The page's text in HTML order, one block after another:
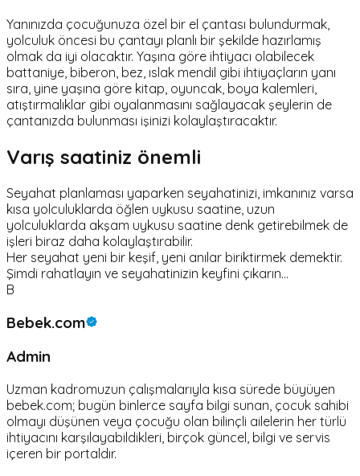
Yanınızda çocuğunuza özel bir el çantası bulundurmak,
yolculuk öncesi bu çantayı planlı bir şekilde hazırlamış
olmak da iyi olacaktır. Yaşına göre ihtiyacı olabilecek
battaniye, biberon, bez, ıslak mendil gibi ihtiyaçların yanı
sıra, yine yaşına göre kitap, oyuncak, boya kalemleri,
atıştırmalıklar gibi oyalanmasını sağlayacak şeylerin de
çantanızda bulunması işinizi kolaylaştıracaktır.
Varış saatiniz önemli
Seyahat planlaması yaparken seyahatinizi, imkanınız varsa
kısa yolculuklarda öğlen uykusu saatine, uzun
yolculuklarda akşam uykusu saatine denk getirebilmek de
işleri biraz daha kolaylaştırabilir.
Her seyahat yeni bir keşif, yeni anılar biriktirmek demektir.
Şimdi rahatlayın ve seyahatinizin keyfini çıkarın...
B
Bebek.com
Admin
Uzman kadromuzun çalışmalarıyla kısa sürede büyüyen
bebek.com; bugün binlerce sayfa bilgi sunan, çocuk sahibi
olmayı düşünen veya çocuğu olan bilinçli ailelerin her türlü
ihtiyacını karşılayabildikleri, birçok güncel, bilgi ve servis
içeren bir portaldır.